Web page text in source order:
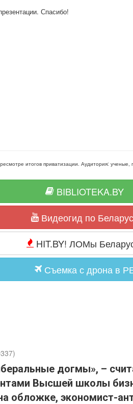
Спасибо!
итогов приватизации. Аудитория: ученые,
BIBLIOTEKA.BY
Видеогид по
HIT.BY! ЛОМы
Съемка с дрона в
догмы», –
Высшей школы
обложке, экономист-